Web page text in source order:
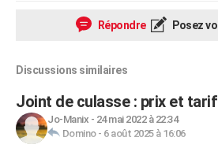
Répondre Posez
Discussions similaires
Joint de culasse : prix et
Jo-Manix - 24 mai 2022 à 22:34
Domino- 6 août 2025 à 16:06